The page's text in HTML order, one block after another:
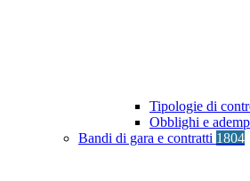
Tipologie di
Obblighi e
Bandi di gara e contratti 1804